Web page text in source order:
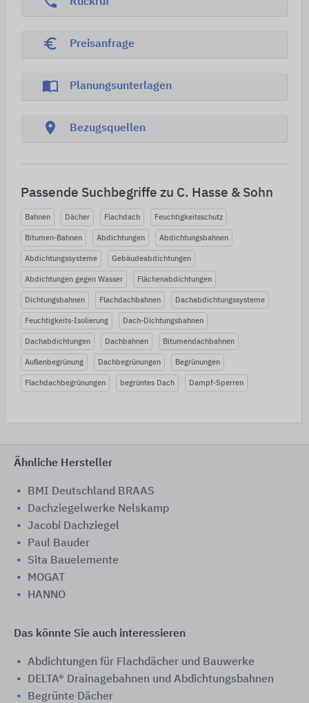
euro_symbol Preisanfrage
import_contacts Planungsunterlagen
location_on Bezugsquellen
Passende Suchbegriffe zu C. Hasse & Sohn
Bahnen Dächer Flachdach Feuchtigkeitsschutz
Bitumen-Bahnen Abdichtungen Abdichtungsbahnen
Abdichtungssysteme Gebäudeabdichtungen
Abdichtungen gegen Wasser Flächenabdichtungen
Dichtungsbahnen Flachdachbahnen Dachabdichtungssysteme
Feuchtigkeits-Isolierung Dach-Dichtungsbahnen
Dachabdichtungen Dachbahnen Bitumendachbahnen
Außenbegrünung Dachbegrünungen Begrünungen
Flachdachbegrünungen begrüntes Dach Dampf-Sperren
Ähnliche Hersteller
BMI Deutschland BRAAS
Dachziegelwerke Nelskamp
Jacobi Dachziegel
Paul Bauder
Sita Bauelemente
MOGAT
HANNO
Das könnte Sie auch interessieren
Abdichtungen für Flachdächer und Bauwerke
DELTA® Drainagebahnen und Abdichtungsbahnen
Begrünte Dächer